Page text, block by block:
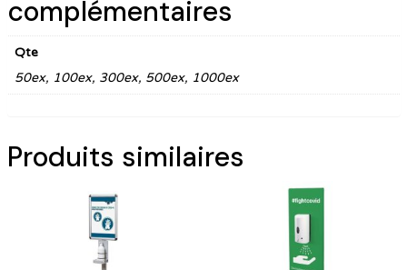
complémentaires
Qte
50ex, 100ex, 300ex, 500ex, 1000ex
Produits similaires